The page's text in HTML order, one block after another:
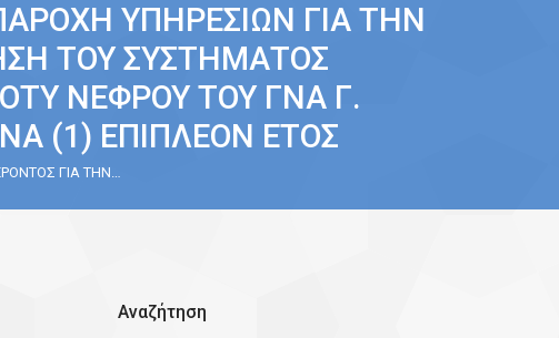
ΥΠΗΡΕΣΙΩΝ ΓΙΑ ΤΗΝ
ΤΟΥ ΣΥΣΤΗΜΑΤΟΣ
ΝΕΦΡΟΥ ΤΟΥ ΓΝΑ Γ.
(1) ΕΠΙΠΛΕΟΝ ΕΤΟΣ
ΓΙΑ ΤΗΝ…
Αναζήτηση